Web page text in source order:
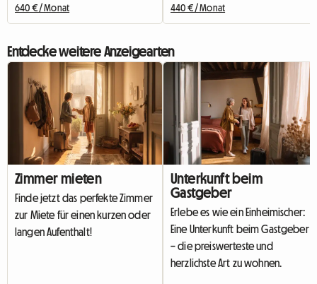
640 € / Monat 440 € / Monat
Entdecke weitere Anzeigearten
Zimmer mieten
Finde jetzt das perfekte Zimmer
zur Miete für einen kurzen oder
langen Aufenthalt!
Unterkunft beim
Gastgeber
Erlebe es wie ein Einheimischer:
Eine Unterkunft beim Gastgeber
– die preiswerteste und
herzlichste Art zu wohnen.